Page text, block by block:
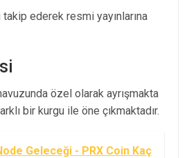
takip ederek resmi yayınlarına
özel olarak ayrışmakta
bir kurgu ile öne çıkmaktadır.
Geleceği - PRX Coin Kaç